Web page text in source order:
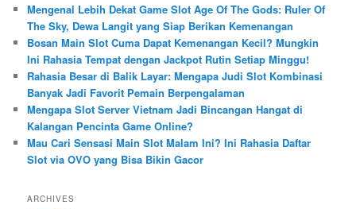
h
Mengenal Lebih Dekat Game Slot Age Of The Gods: Ruler Of
The Sky, Dewa Langit yang Siap Berikan Kemenangan
Bosan Main Slot Cuma Dapat Kemenangan Kecil? Mungkin
Ini Rahasia Tempat dengan Jackpot Rutin Setiap Minggu!
Rahasia Besar di Balik Layar: Mengapa Judi Slot Kombinasi
Banyak Jadi Favorit Pemain Berpengalaman
Mengapa Slot Server Vietnam Jadi Bincangan Hangat di
Kalangan Pencinta Game Online?
Mau Cari Sensasi Main Slot Malam Ini? Ini Rahasia Daftar
Slot via OVO yang Bisa Bikin Gacor
ARCHIVES